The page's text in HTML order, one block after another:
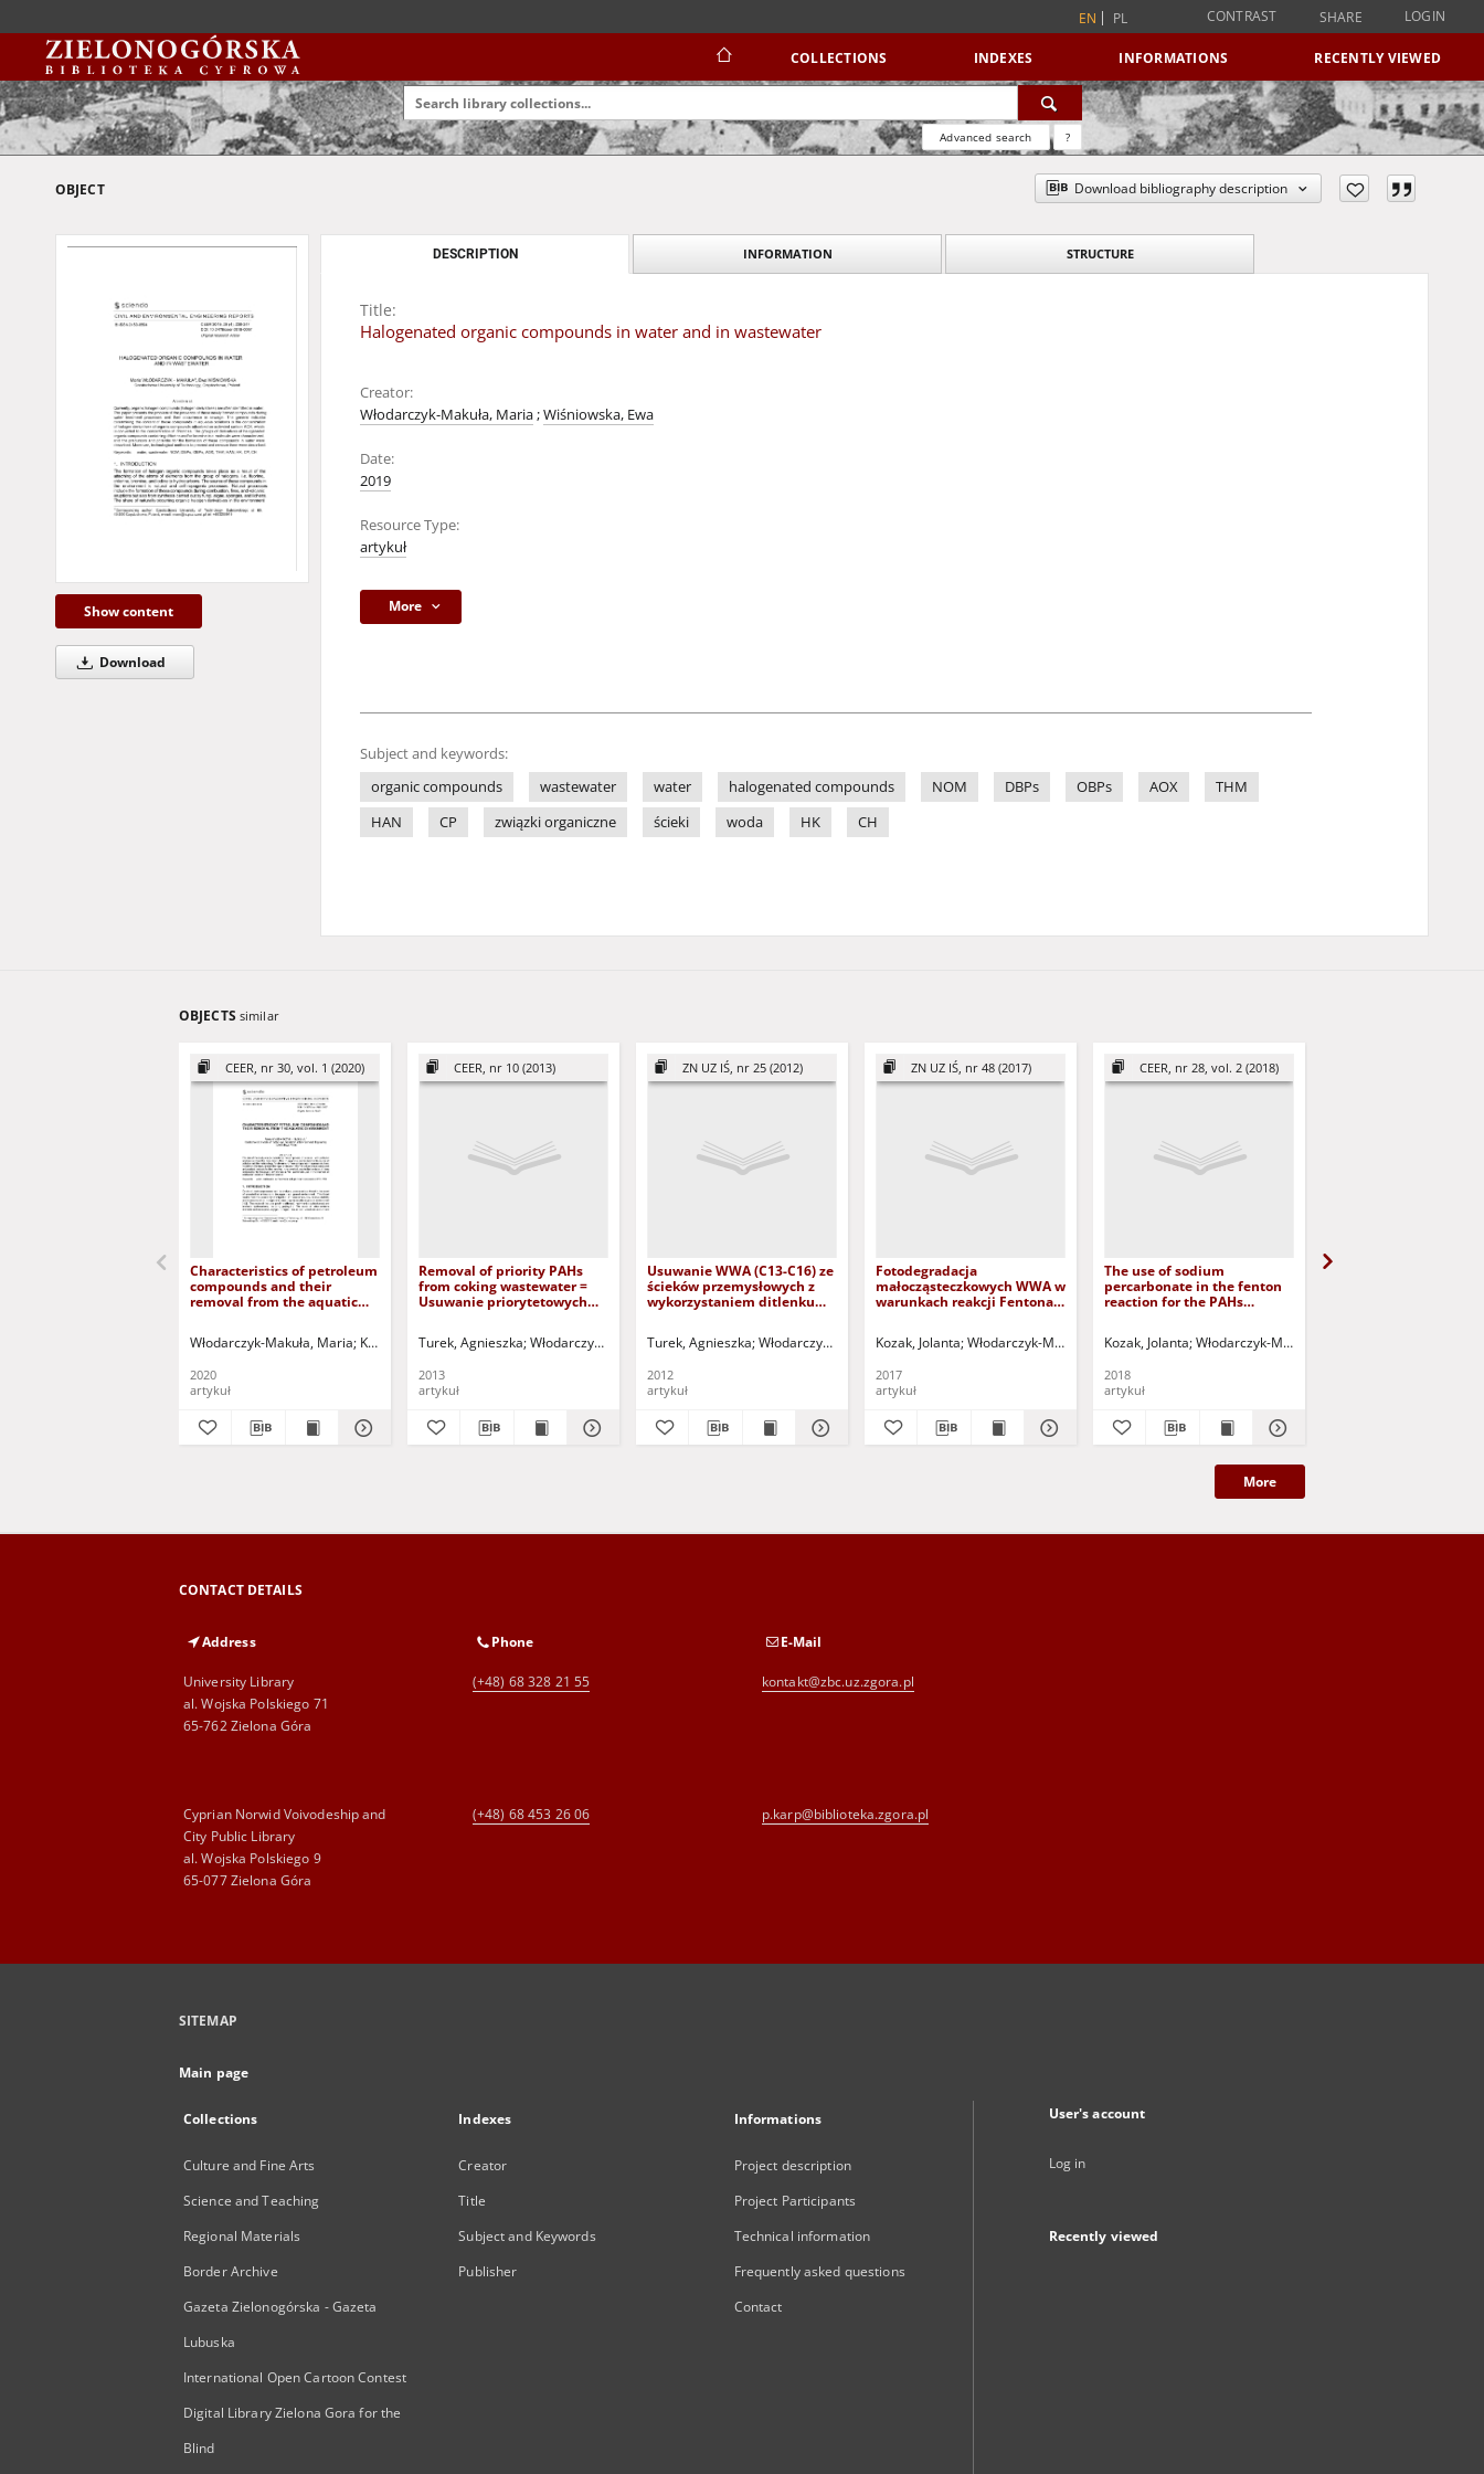
EN PL CONTRAST SHARE LOGIN
COLLECTIONS INDEXES INFORMATIONS RECENTLY VIEWED
Advanced search ?
OBJECT Download bibliography description
Show content
Download
DESCRIPTION INFORMATION STRUCTURE
Title:
Halogenated organic compounds in water and in wastewater
Creator:
Włodarczyk-Makuła, Maria;Wiśniowska, Ewa
Date:
2019
Resource Type:
artykuł
More
Subject and keywords:
organic compounds
wastewater water halogenated compounds NOM DBPs OBPs AOX
THM
HAN
CP związki organiczne ścieki woda HK CH
OBJECTS similar
CEER, nr 30, vol. 1 (2020)
Characteristics of petroleum
compounds and their
removal from the aquatic
Włodarczyk-Makuła, Maria Kuczyński, Tadeusz - red.
2020
artykuł
CEER, nr 10 (2013)
Removal of priority PAHs
from coking wastewater =
Usuwanie priorytetowych
Turek, Agnieszka Włodarczyk-Makuła, Maria Kuczma, Mieczysław - red.
2013
artykuł
ZN UZ IŚ, nr 25 (2012)
Usuwanie WWA (C13-C16) ze
ścieków przemysłowych z
wykorzystaniem ditlenku
remove selected pahs from
Turek, Agnieszka Włodarczyk-Makuła, Maria Greinert, Andrzej - red.
2012
artykuł
ZN UZ IŚ, nr 48 (2017)
Fotodegradacja
małocząsteczkowych WWA w
warunkach reakcji Fentona =
process
Kozak, Jolanta Włodarczyk-Makuła, Maria Greinert, Andrzej - red.
2017
artykuł
CEER, nr 28, vol. 2 (2018)
The use of sodium
percarbonate in the fenton
reaction for the PAHs
fentona do utleniania WWA
Kozak, Jolanta Włodarczyk-Makuła, Maria
2018
artykuł
More
CONTACT DETAILS
Address
University Library
al. Wojska Polskiego 71
65-762 Zielona Góra
Phone
(+48) 68 328 21 55
E-Mail
kontakt@zbc.uz.zgora.pl
Cyprian Norwid Voivodeship and
City Public Library
al. Wojska Polskiego 9
65-077 Zielona Góra
(+48) 68 453 26 06 p.karp@biblioteka.zgora.pl
SITEMAP
Main page
Collections
Culture and Fine Arts
Science and Teaching
Regional Materials
Border Archive
Gazeta Zielonogórska - Gazeta
Lubuska
International Open Cartoon Contest
Digital Library Zielona Gora for the
Blind
Indexes
Creator
Title
Subject and Keywords
Publisher
Informations
Project description
Project Participants
Technical information
Frequently asked questions
Contact
User's account
Log in
Recently viewed